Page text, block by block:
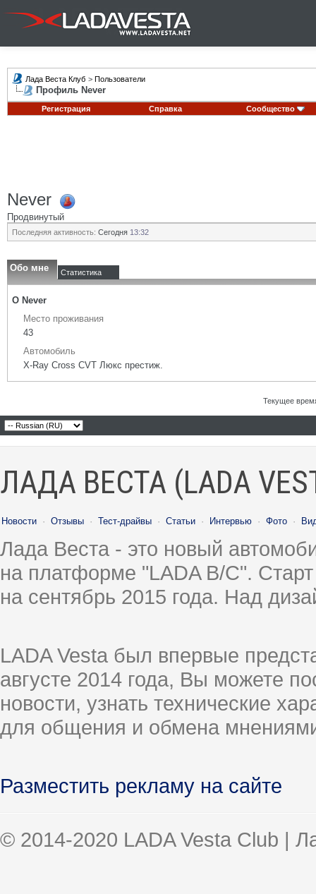
Лада Веста Клуб > Пользователи
Профиль Never
Регистрация Справка Сообщество
Never
Продвинутый
Последняя активность: Сегодня 13:32
Обо мне Статистика
О Never
Место проживания
43
Автомобиль
X-Ray Cross CVT Люкс престиж.
Текущее
ЛАДА ВЕСТА (LADA
Новости · Отзывы · Тест-драйвы · Статьи · Интервью · Фото ·
Лада Веста - это новый
на платформе "LADA B/C".
на сентябрь 2015 года. Над
LADA Vesta был впервые
августе 2014 года, Вы можете
новости, узнать технические
для общения и обмена
Разместить рекламу на сайте
© 2014-2020 LADA Vesta Club |